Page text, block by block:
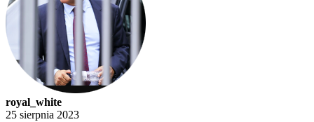
royal_white
25 sierpnia 2023